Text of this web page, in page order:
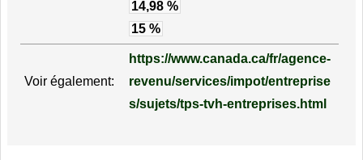
14,98 %
15 %
Voir également:
https://www.canada.ca/fr/agence-
revenu/services/impot/entreprise
s/sujets/tps-tvh-entreprises.html